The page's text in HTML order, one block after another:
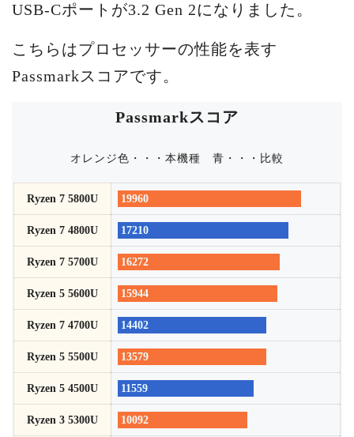
USB-Cポートが3.2 Gen 2になりました。
こちらはプロセッサーの性能を表す
Passmarkスコアです。
Passmarkスコア
オレンジ色・・・本機種 青・・・比較
Ryzen 7 5800U 19960
Ryzen 7 4800U 17210
Ryzen 7 5700U 16272
Ryzen 5 5600U 15944
Ryzen 7 4700U 14402
Ryzen 5 5500U 13579
Ryzen 5 4500U 11559
Ryzen 3 5300U 10092